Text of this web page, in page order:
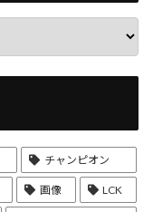
チャンピオン
画像 LCK